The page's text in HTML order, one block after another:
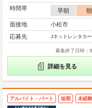
時間帯
早朝 朝
面接地
小松市
応募先
Jネットレンタカ
募集終了日時：
詳細を見る
アルバイト・パート 短期 未経